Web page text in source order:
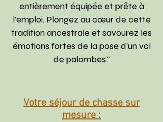
entièrement équipée et prête à
l'emploi. Plongez au cœur de cette
tradition ancestrale et savourez les
émotions fortes de la pose d'un vol
de palombes."
Votre séjour de chasse sur
mesure :